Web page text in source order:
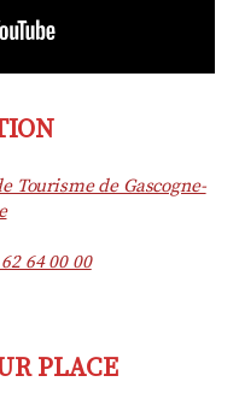
Tourisme de Gascogne-
64 00 00
PLACE